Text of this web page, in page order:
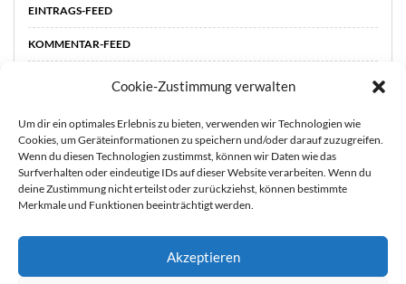
Cookie-Zustimmung verwalten
Um dir ein optimales Erlebnis zu bieten, verwenden wir Technologien wie
Cookies, um Geräteinformationen zu speichern und/oder darauf zuzugreifen.
Wenn du diesen Technologien zustimmst, können wir Daten wie das
Surfverhalten oder eindeutige IDs auf dieser Website verarbeiten. Wenn du
deine Zustimmung nicht erteilst oder zurückziehst, können bestimmte
Merkmale und Funktionen beeinträchtigt werden.
Akzeptieren
EINTRAGS-FEED
KOMMENTAR-FEED
STARTSEITE ÜBER
Sie können die Erfassung Ihrer Daten durch Google Analytics